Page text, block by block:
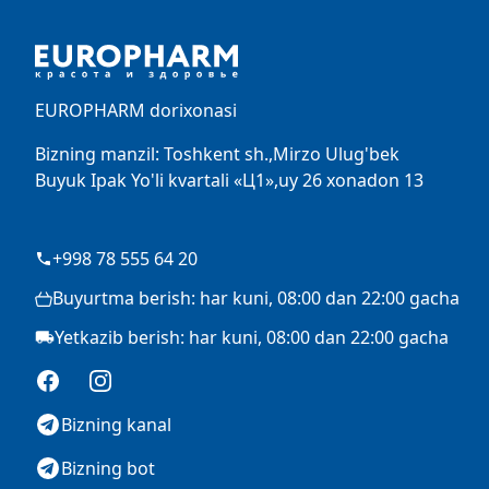
EUROPHARM dorixonasi
Bizning manzil: Toshkent sh.,Mirzo Ulug'bek
Buyuk Ipak Yo'li kvartali «Ц1»,uy 26 xonadon 13
+998 78 555 64 20
Buyurtma berish: har kuni, 08:00 dan 22:00 gacha
Yetkazib berish: har kuni, 08:00 dan 22:00 gacha
FacebookInstagram
Bizning kanal
Bizning bot